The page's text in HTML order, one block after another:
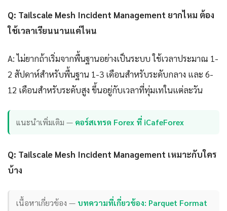
Q: Tailscale Mesh Incident Management ยากไหม ต้อง
ใช้เวลาเรียนนานแค่ไหน
A: ไม่ยากถ้าเริ่มจากพื้นฐานอย่างเป็นระบบ ใช้เวลาประมาณ 1-
2 สัปดาห์สำหรับพื้นฐาน 1-3 เดือนสำหรับระดับกลาง และ 6-
12 เดือนสำหรับระดับสูง ขึ้นอยู่กับเวลาที่ทุ่มเทในแต่ละวัน
แนะนำเพิ่มเติม — คอร์สเทรด Forex ที่ iCafeForex
Q: Tailscale Mesh Incident Management เหมาะกับใคร
บ้าง
เนื้อหาเกี่ยวข้อง — บทความที่เกี่ยวข้อง: Parquet Format